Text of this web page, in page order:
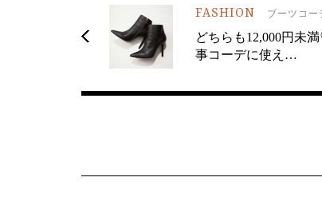
FASHION ブーツコー
どちらも12,000円未
事コーデに使え…